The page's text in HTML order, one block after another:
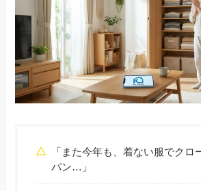
「また今年も、着ない服でクロ
パン…」